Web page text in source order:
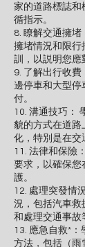
家的道路標誌和
循指示。
8. 瞭解交通擁堵
擁堵情況和限行
訓，以説明您應
9. 了解出行收
邊停車和大型停
付。
10. 溝通技巧：
貌的方式在道路
化，特別是在交
11. 法律和保險
要求，以確保您
護。
12. 處理突發情
況，包括汽車救
和處理交通事故
13. 應急自救*
方法，包括（雨